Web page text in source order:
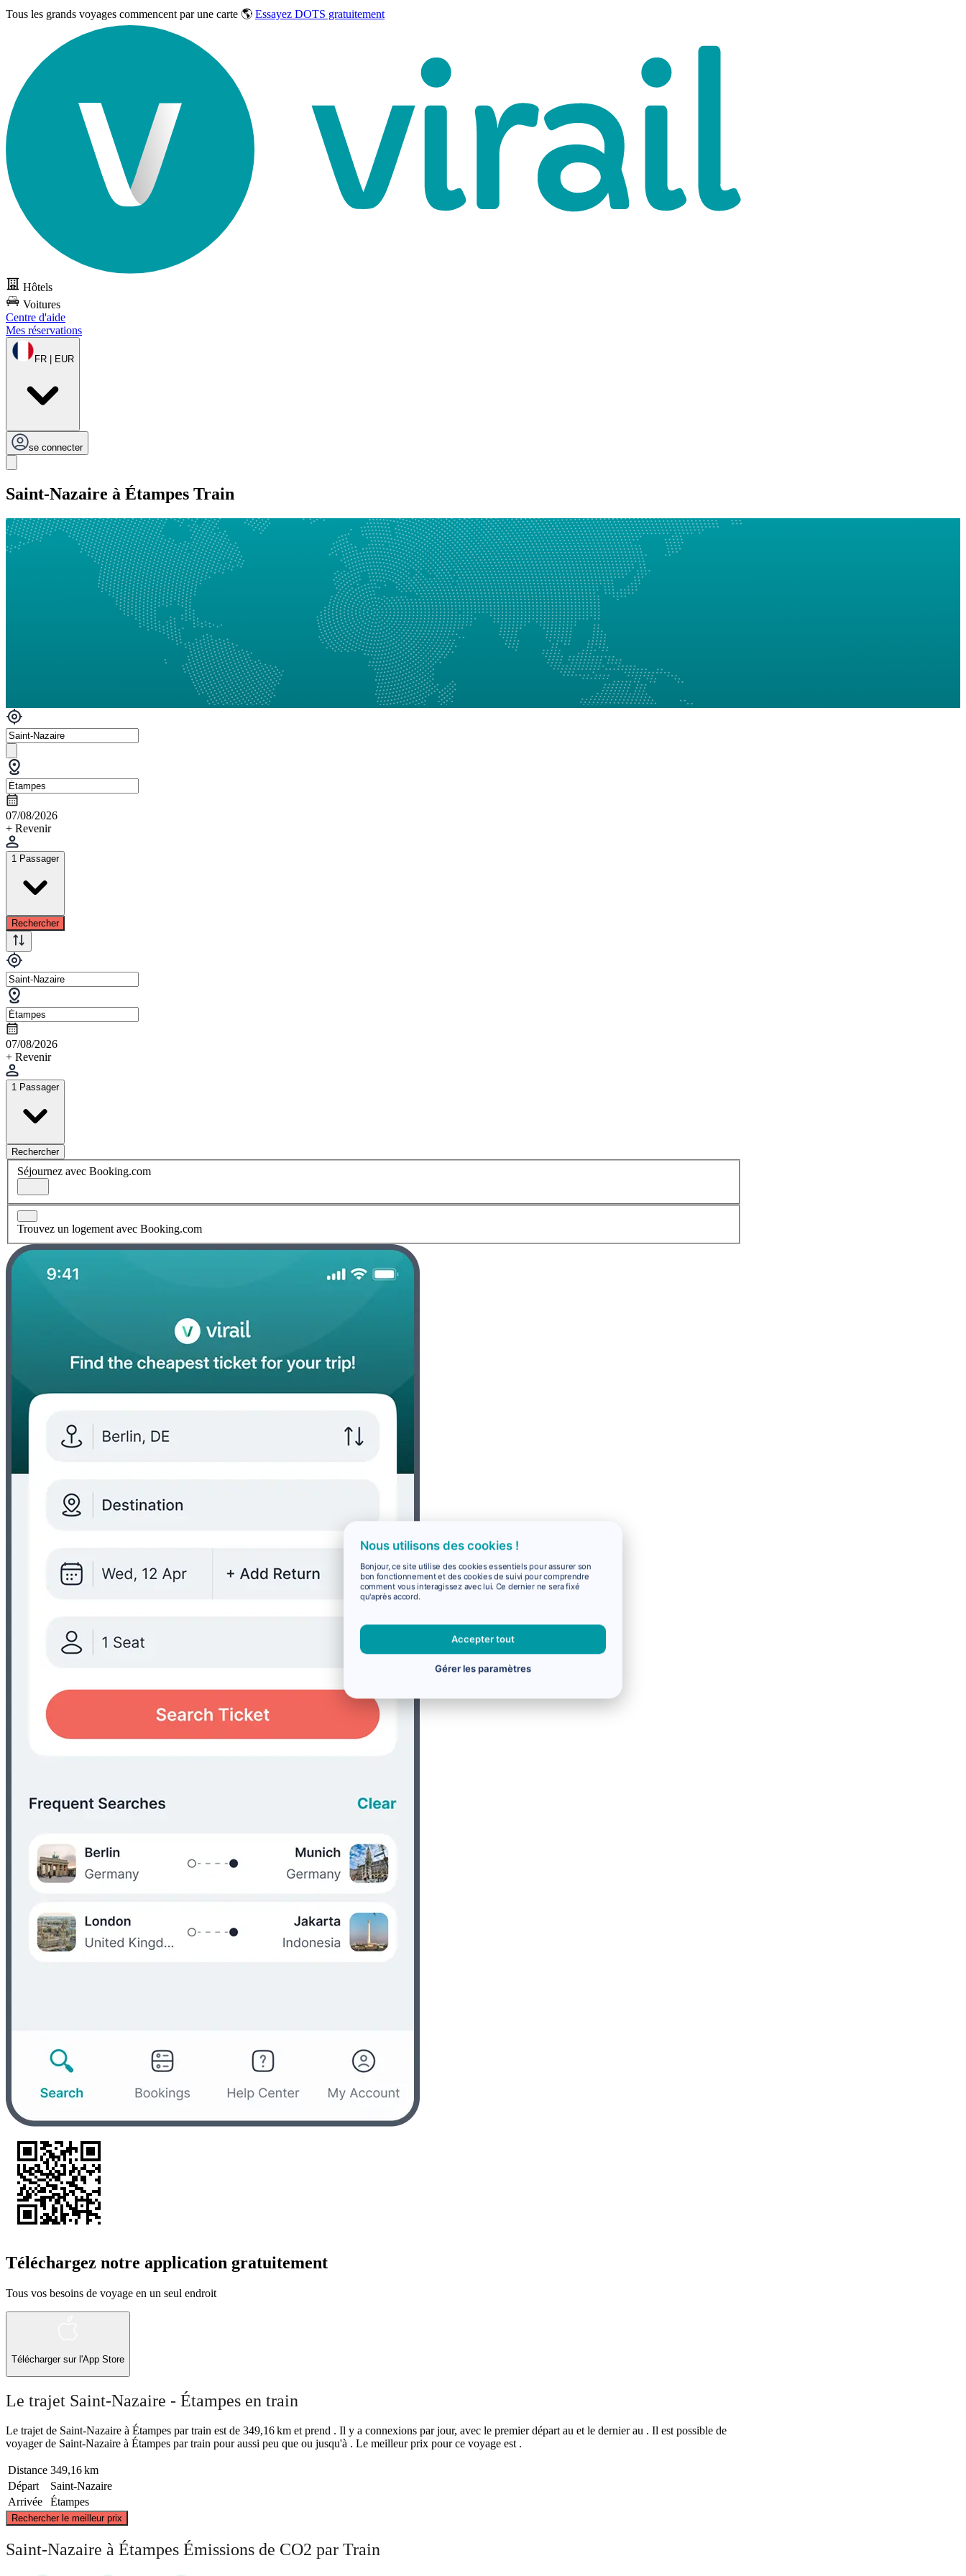
Tous les grands voyages commencent par une carte 🌎 Essayez DOTS gratuitement
Hôtels
Voitures
Centre d'aide
Mes réservations
FR | EUR
se connecter
Saint-Nazaire à Étampes Train
07/08/2026
+ Revenir
1 Passager
Rechercher
07/08/2026
+ Revenir
1 Passager
Rechercher
Séjournez avec Booking.com
Trouvez un logement avec Booking.com
Téléchargez notre application gratuitement
Tous vos besoins de voyage en un seul endroit
Télécharger sur l'App Store
Le trajet Saint-Nazaire - Étampes en train
Le trajet de Saint-Nazaire à Étampes par train est de 349,16 km et prend . Il y a connexions par jour, avec le premier départ au et le dernier au . Il est possible de
voyager de Saint-Nazaire à Étampes par train pour aussi peu que ou jusqu'à . Le meilleur prix pour ce voyage est .
Distance 349,16 km
Départ
Saint-Nazaire
Arrivée
Étampes
Rechercher le meilleur prix
Saint-Nazaire à Étampes Émissions de CO2 par Train
Nous utilisons des cookies !
Bonjour, ce site utilise des cookies essentiels pour assurer son
bon fonctionnement et des cookies de suivi pour comprendre
comment vous interagissez avec lui. Ce dernier ne sera fixé
qu'après accord.
Accepter tout
Gérer les paramètres